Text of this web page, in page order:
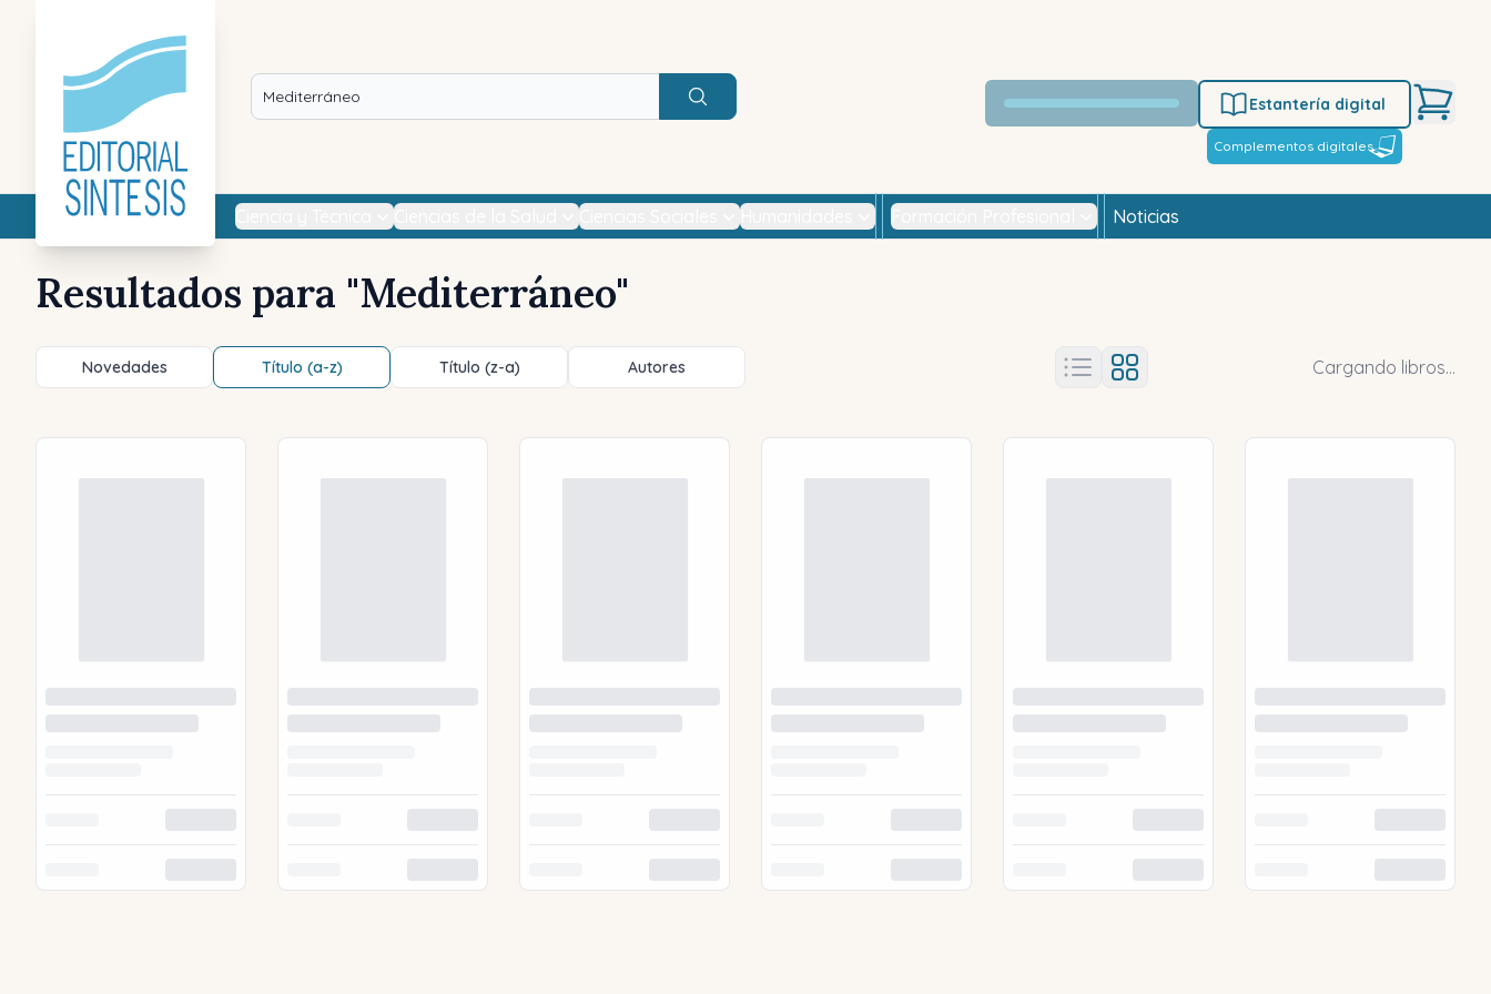
Buscar
Estantería digital
Complementos digitales
Noticias
Resultados para "Mediterráneo"
Novedades Título (a-z) Título (z-a) Autores Cargando libros...